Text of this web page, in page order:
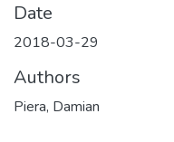
Date
2018-03-29
Authors
Piera, Damian